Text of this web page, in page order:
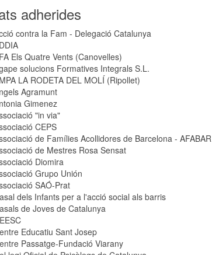
adherides
contra la Fam - Delegació Catalunya
Els Quatre Vents (Canovelles)
solucions Formatives Integrals S.L.
LA RODETA DEL MOLÍ (Ripollet)
Agramunt
Gimenez
"in via"
CEPS
de Famílies Acollidores de Barcelona - AFABAR
de Mestres Rosa Sensat
Diomira
Grupo Unión
SAÓ-Prat
dels Infants per a l'acció social als barris
de Joves de Catalunya
Educatiu Sant Josep
Passatge-Fundació Viarany